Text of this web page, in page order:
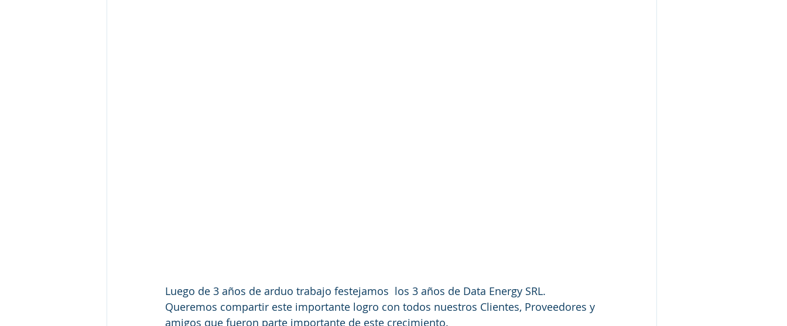
Luego de 3 años de arduo trabajo festejamos  los 3 años de Data Energy SRL.
Queremos compartir este importante logro con todos nuestros Clientes, Proveedores y
amigos que fueron parte importante de este crecimiento.